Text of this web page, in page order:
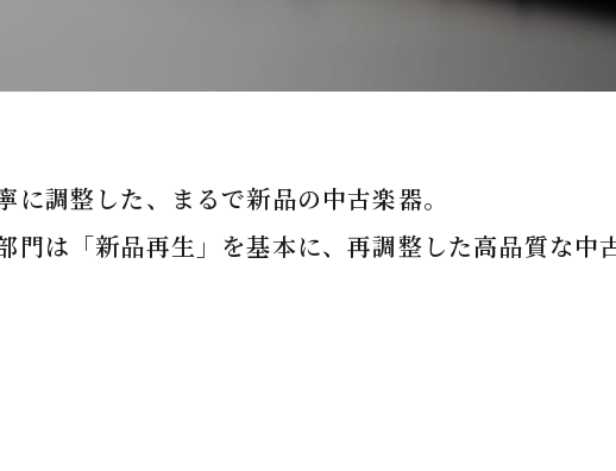
調整した、まるで新品の中古楽器。
門は「新品再生」を基本に、再調整した高品質な中